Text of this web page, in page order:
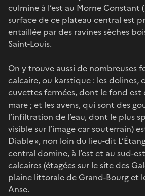
culmine à l’est au Morne Constant
surface de ce plateau central est
entaillée par des ravines sèches
Saint-Louis.
On y trouve aussi de nombreuses
calcaire, ou karstique : les dolines,
cuvettes fermées, dont le fond est
mare ; et les avens, qui sont des
l’infiltration de l’eau, dont le plus
visible sur l’image car souterrain)
Diable », non loin du lieu-dit
central domine, à l’est et au sud-
calcaires (étagées sur le site des
plaine littorale de Grand-Bourg et
Anse.